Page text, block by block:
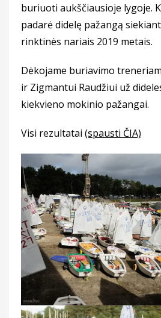
buriuoti aukščiausioje lygoje.
padarė didelę pažangą
rinktinės nariais 2019 metais.
Dėkojame buriavimo
ir Zigmantui Raudžiui už
kiekvieno mokinio pažangai.
Visi rezultatai (spausti ČIA)